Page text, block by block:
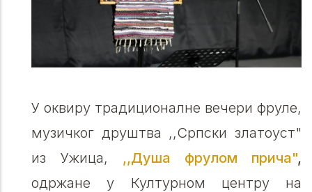
У оквиру традиционалне вечери фруле,
музичког друштва ,,Српски златоуст"
из Ужица,
,,Душа фрулом прича",
одржане у Културном центру на